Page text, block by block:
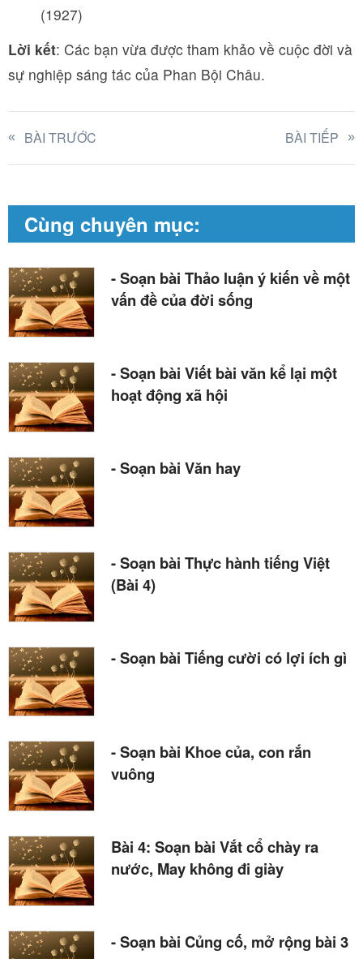
(1927)
Lời kết: Các bạn vừa được tham khảo về cuộc đời và
sự nghiệp sáng tác của Phan Bội Châu.
BÀI TRƯỚC BÀI TIẾP
Cùng chuyên mục:
- Soạn bài Thảo luận ý kiến về một
vấn đề của đời sống
- Soạn bài Viết bài văn kể lại một
hoạt động xã hội
- Soạn bài Văn hay
- Soạn bài Thực hành tiếng Việt
(Bài 4)
- Soạn bài Tiếng cười có lợi ích gì
- Soạn bài Khoe của, con rắn
vuông
Bài 4: Soạn bài Vắt cổ chày ra
nước, May không đi giày
- Soạn bài Củng cố, mở rộng bài 3